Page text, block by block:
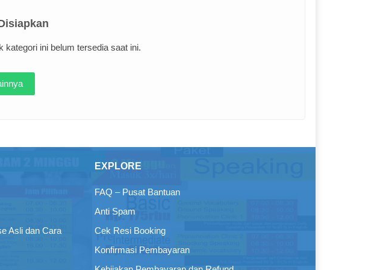
ini belum tersedia saat ini.
Asli dan Cara
EXPLORE
FAQ – Pusat Bantuan
Anti Spam
Cek Resi Booking
Konfirmasi Pembayaran